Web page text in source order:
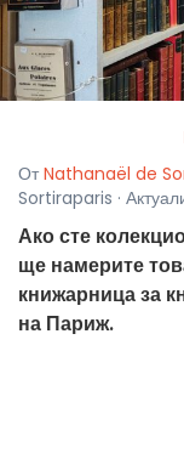
От Nathanaël de
Sortiraparis ·
Ако сте
ще намерите
книжарница за
на Париж.